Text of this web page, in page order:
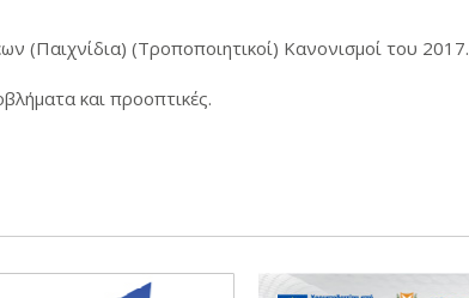
(Παιχνίδια) (Τροποποιητικοί) Κανονισμοί του 2017.
και προοπτικές.